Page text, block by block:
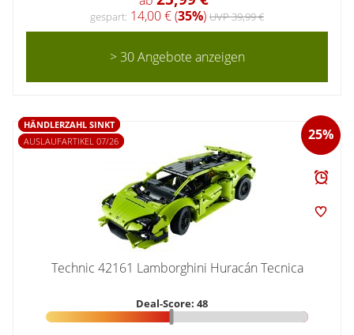
gespart: 14,00 € (35%) UVP 39,99 €
> 30 Angebote anzeigen
25%
HÄNDLERZAHL SINKT
AUSLAUFARTIKEL 07/26
Technic 42161 Lamborghini Huracán Tecnica
Deal-Score: 48